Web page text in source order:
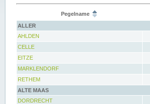
Pegelname
ALLER
AHLDEN
CELLE
EITZE
MARKLENDORF
RETHEM
ALTE MAAS
DORDRECHT